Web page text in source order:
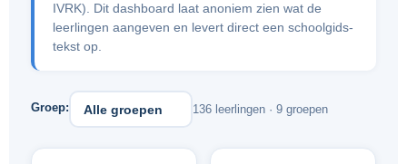
IVRK). Dit dashboard laat anoniem zien wat de
leerlingen aangeven en levert direct een schoolgids-
tekst op.
Groep: 136 leerlingen · 9 groepen